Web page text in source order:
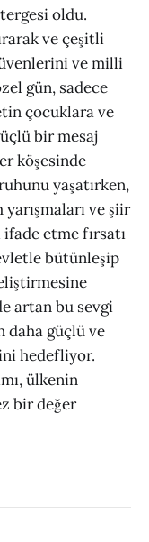
oldu.
ve çeşitli
ve milli
gün, sadece
çocuklara ve
bir mesaj
köşesinde
yaşatırken,
ve şiir
etme fırsatı
bütünleşip
artan bu sevgi
daha güçlü ve
hedefliyor.
ülkenin
bir değer